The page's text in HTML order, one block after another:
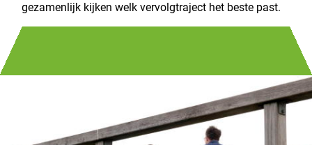
gezamenlijk kijken welk vervolgtraject het beste past.